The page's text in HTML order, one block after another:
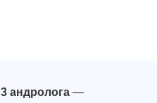
3 андролога —